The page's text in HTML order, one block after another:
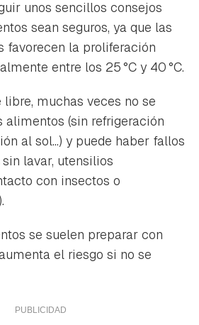
unos sencillos consejos
sean seguros, ya que las
favorecen la proliferación
entre los 25 °C y 40 °C.
muchas veces no se
alimentos (sin refrigeración
al sol...) y puede haber fallos
lavar, utensilios
con insectos o
se suelen preparar con
el riesgo si no se